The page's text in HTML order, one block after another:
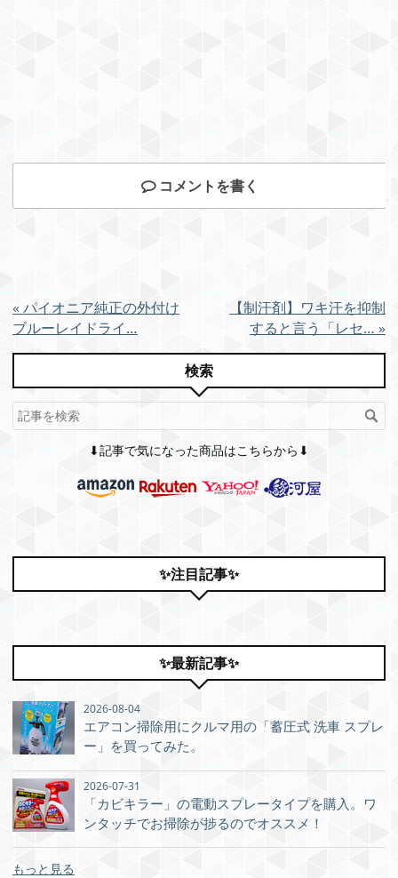
コメントを書く
« パイオニア純正の外付け
ブルーレイドライ…
【制汗剤】ワキ汗を抑制
すると言う「レセ… »
検索
⬇記事で気になった商品はこちらから⬇
✨注目記事✨
✨最新記事✨
2026-08-04
エアコン掃除用にクルマ用の「蓄圧式 洗車 スプレ
ー」を買ってみた。
2026-07-31
「カビキラー」の電動スプレータイプを購入。ワ
ンタッチでお掃除が捗るのでオススメ！
もっと見る